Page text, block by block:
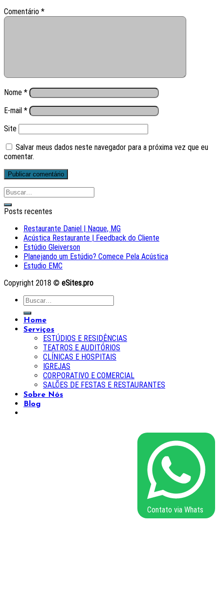
Comentário *
Nome *
E-mail *
Site
Salvar meus dados neste navegador para a próxima vez que eu
comentar.
Posts recentes
Restaurante Daniel | Naque, MG
Acústica Restaurante | Feedback do Cliente
Estúdio Gleiverson
Planejando um Estúdio? Comece Pela Acústica
Estudio EMC
Copyright 2018 © eSites.pro
Home
Serviços
ESTÚDIOS E RESIDÊNCIAS
TEATROS E AUDITÓRIOS
CLÍNICAS E HOSPITAIS
IGREJAS
CORPORATIVO E COMERCIAL
SALÕES DE FESTAS E RESTAURANTES
Sobre Nós
Blog
Contato via Whats